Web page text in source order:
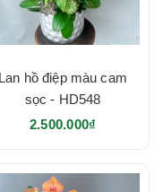
Lan hồ điệp màu cam
sọc - HD548
2.500.000₫